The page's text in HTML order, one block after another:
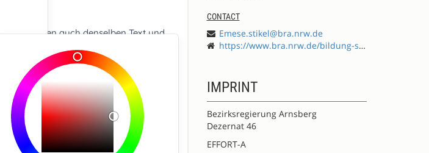
CONTACT
Emese.stikel@bra.nrw.de
https://www.bra.nrw.de/bildung-schule/lehrerinnenbildung/fortbildung/effort-schule-international-entwickeln
IMPRINT
Bezirksregierung Arnsberg
Dezernat 46
EFFORT-A